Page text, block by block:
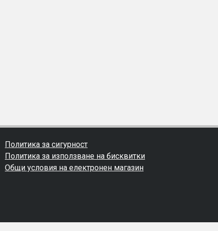
Политика за сигурност
Политика за използване на бисквитки
Общи условия на електронен магазин